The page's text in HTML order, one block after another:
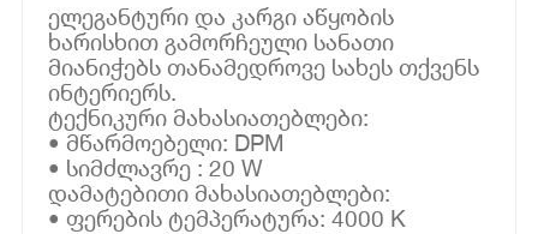
ელეგანტური და კარგი აწყობის
ხარისხით გამორჩეული სანათი
მიანიჭებს თანამედროვე სახეს თქვენს
ინტერიერს.
ტექნიკური მახასიათებლები:
• მწარმოებელი: DPM
• სიმძლავრე : 20 W
დამატებითი მახასიათებლები:
• ფერების ტემპერატურა: 4000 K